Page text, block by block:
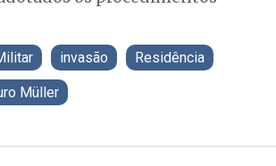
invasão Residência
Müller